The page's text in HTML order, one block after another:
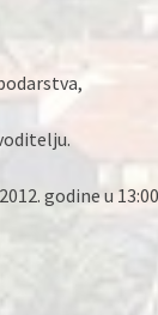
godine u 13:00